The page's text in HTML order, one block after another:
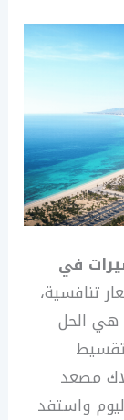
في
تنافسية،
هي الحل
مصعد
واستفد